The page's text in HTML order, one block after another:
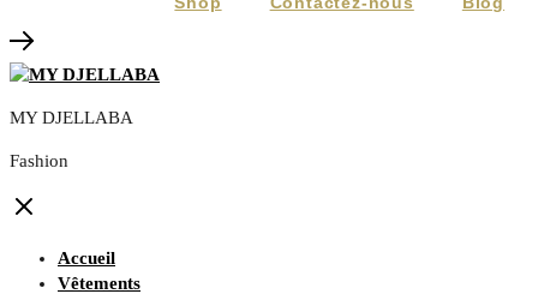
MY DJELLABA
Fashion
Accueil
Vêtements